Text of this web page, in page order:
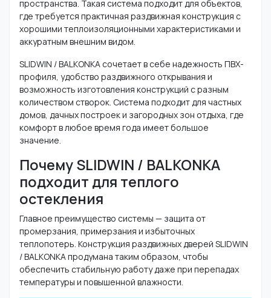
пространства. Такая система подходит для объектов,
где требуется практичная раздвижная конструкция с
хорошими теплоизоляционными характеристиками и
аккуратным внешним видом.
SLIDWIN / BALKONKA сочетает в себе надежность ПВХ-
профиля, удобство раздвижного открывания и
возможность изготовления конструкций с разным
количеством створок. Система подходит для частных
домов, дачных построек и загородных зон отдыха, где
комфорт в любое время года имеет большое
значение.
Почему SLIDWIN / BALKONKA
подходит для теплого
остекления
Главное преимущество системы — защита от
промерзания, примерзания и избыточных
теплопотерь. Конструкция раздвижных дверей SLIDWIN
/ BALKONKA продумана таким образом, чтобы
обеспечить стабильную работу даже при перепадах
температуры и повышенной влажности.